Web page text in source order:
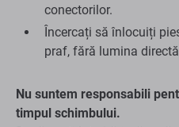
conectorilor.
Încercați să înlocuiți
praf, fără lumina
Nu suntem responsabili
timpul schimbului.